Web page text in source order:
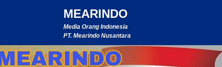
MEARINDO
Media Orang Indonesia
PT. Mearindo Nusantara